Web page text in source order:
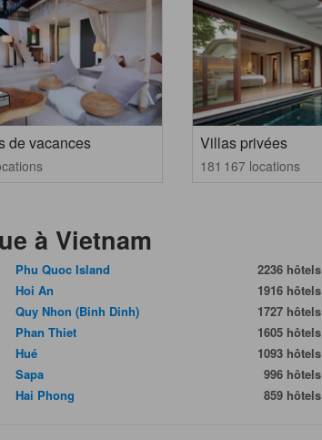
de vacances Villas privées
181 167 locations
à Vietnam
Phu Quoc Island
2236 hôtels
Hoi An
1916 hôtels
Quy Nhon (Binh Dinh)
1727 hôtels
Phan Thiet
1605 hôtels
Hué
1093 hôtels
Sapa
996 hôtels
Hai Phong
859 hôtels